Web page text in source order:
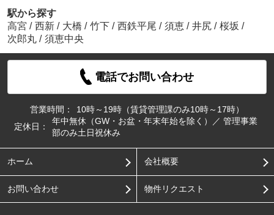
駅から探す
高宮 / 西新 / 大橋 / 竹下 / 西鉄平尾 / 須恵 / 井尻 / 桜坂 /
次郎丸 / 須恵中央
電話でお問い合わせ
営業時間：
10時～19時（賃貸管理課のみ10時～17時）
定休日：
年中無休（GW・お盆・年末年始を除く）／ 管理事業
部のみ土日祝休み
ホーム 会社概要
お問い合わせ 物件リクエスト